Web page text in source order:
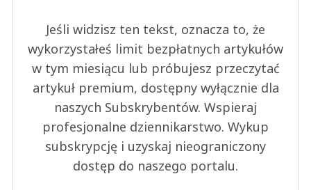
Jeśli widzisz ten tekst, oznacza to, że
wykorzystałeś limit bezpłatnych artykułów
w tym miesiącu lub próbujesz przeczytać
artykuł premium, dostępny wyłącznie dla
naszych Subskrybentów. Wspieraj
profesjonalne dziennikarstwo. Wykup
subskrypcję i uzyskaj nieograniczony
dostęp do naszego portalu.